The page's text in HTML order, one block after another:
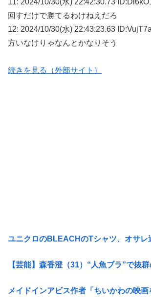
回すだけで勝てるわけねえだろ
12: 2024/10/30(水) 22:43:23.63
方いなけりゃなんとかなりそう
続きを見る（外部サイト）
ユニクロのBLEACHのTシャツ、オサレ
【芸能】森香澄（31）“人魚ブラ”で抜
メイドインアビス作者「ちいかわの映画